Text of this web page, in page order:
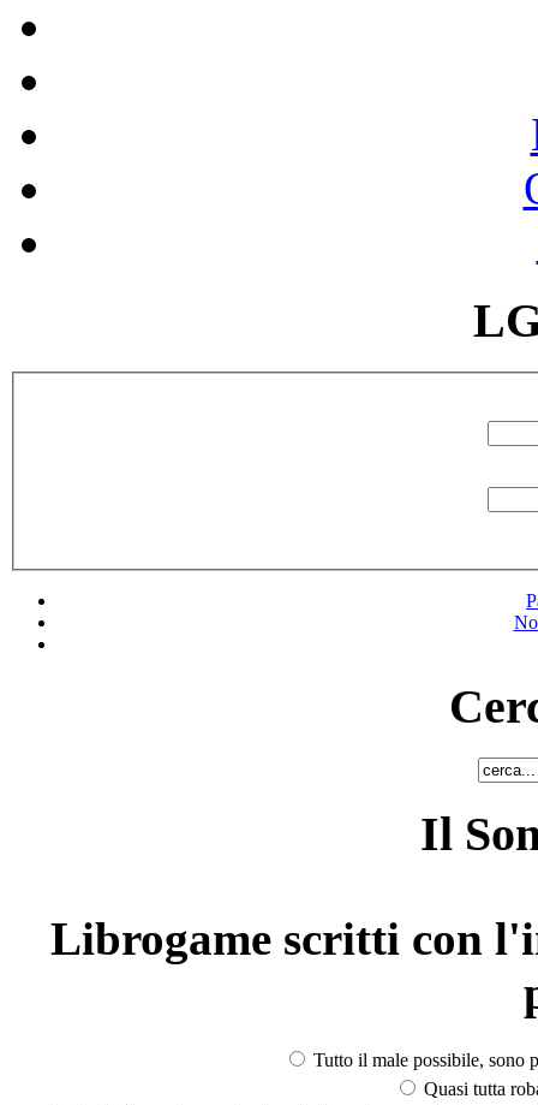
Il
Librogame scritti con
Tutto il male possibile, sono
Quasi tutta